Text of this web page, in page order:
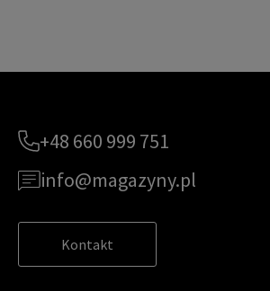
+48 660 999 751
info@magazyny.pl
Kontakt